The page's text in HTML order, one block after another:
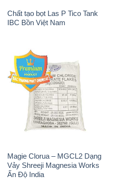
Chất tạo bọt Las P Tico Tank
IBC Bồn Việt Nam
Magie Clorua – MGCL2 Dạng
Vảy Shreeji Magnesia Works
Ấn Độ India